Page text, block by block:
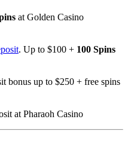
at Golden Casino
. Up to $100 + 100 Spins
bonus up to $250 + free spins
at Pharaoh Casino